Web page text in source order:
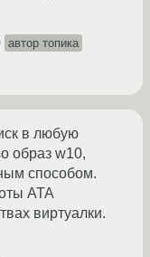
автор топика
в любую
образ w10,
способом.
ATA
виртуалки.